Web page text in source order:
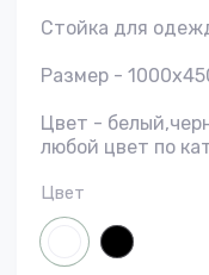
Стойка для
Размер -
Цвет -
любой цвет по
Цвет